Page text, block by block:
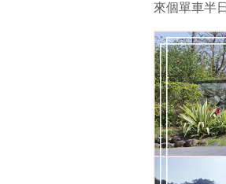
來個單車半